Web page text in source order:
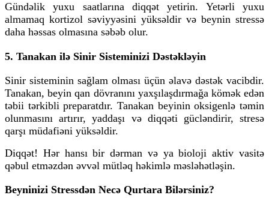
Gündəlik yuxu saatlarına diqqət yetirin. Yetərli yuxu
almamaq kortizol səviyyəsini yüksəldir və beynin stressə
daha həssas olmasına səbəb olur.
5. Tanakan ilə Sinir Sisteminizi Dəstəkləyin
Sinir sisteminin sağlam olması üçün əlavə dəstək vacibdir.
Tanakan, beyin qan dövranını yaxşılaşdırmağa kömək edən
təbii tərkibli preparatdır. Tanakan beyinin oksigenlə təmin
olunmasını artırır, yaddaşı və diqqəti gücləndirir, stresə
qarşı müdafiəni yüksəldir.
Diqqət! Hər hansı bir dərman və ya bioloji aktiv vasitə
qəbul etməzdən əvvəl mütləq həkimlə məsləhətləşin.
Beyninizi Stressdən Necə Qurtara Bilərsiniz?